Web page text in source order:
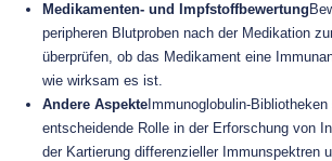
Medikamenten- und Impfstoffbewertung
peripheren Blutproben nach der Medikation
überprüfen, ob das Medikament eine
wie wirksam es ist.
Andere Aspekte Immunoglobulin-
entscheidende Rolle in der Erforschung von
der Kartierung differenzieller Immunspektren